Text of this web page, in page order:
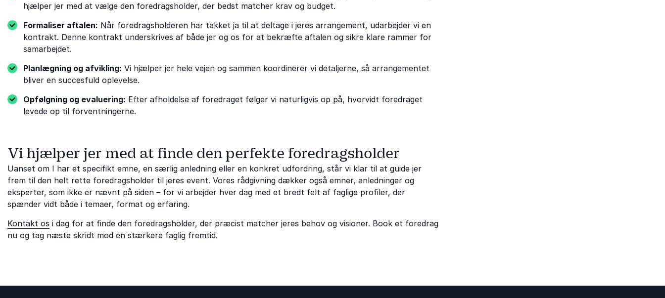
hjælper jer med at vælge den foredragsholder, der bedst matcher krav og budget.
Formaliser aftalen: Når foredragsholderen har takket ja til at deltage i jeres arrangement, udarbejder vi en
kontrakt. Denne kontrakt underskrives af både jer og os for at bekræfte aftalen og sikre klare rammer for
samarbejdet.
Planlægning og afvikling: Vi hjælper jer hele vejen og sammen koordinerer vi detaljerne, så arrangementet
bliver en succesfuld oplevelse.
Opfølgning og evaluering: Efter afholdelse af foredraget følger vi naturligvis op på, hvorvidt foredraget
levede op til forventningerne.
Vi hjælper jer med at finde den perfekte foredragsholder
Uanset om I har et specifikt emne, en særlig anledning eller en konkret udfordring, står vi klar til at guide jer
frem til den helt rette foredragsholder til jeres event. Vores rådgivning dækker også emner, anledninger og
eksperter, som ikke er nævnt på siden – for vi arbejder hver dag med et bredt felt af faglige profiler, der
spænder vidt både i temaer, format og erfaring.
Kontakt os i dag for at finde den foredragsholder, der præcist matcher jeres behov og visioner. Book et foredrag
nu og tag næste skridt mod en stærkere faglig fremtid.